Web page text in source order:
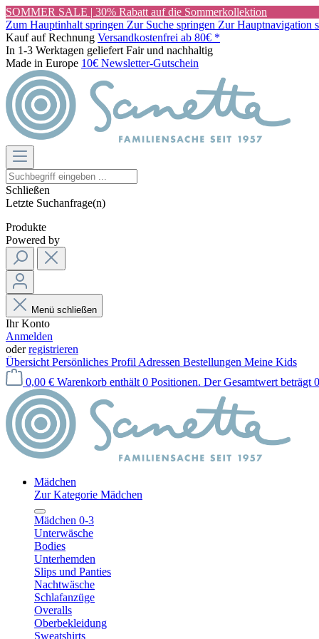
SOMMER SALE | 30% Rabatt auf die Sommerkollektion
Zum Hauptinhalt springen Zur Suche springen Zur Hauptnavigation
Kauf auf Rechnung Versandkostenfrei ab 80€ *
In 1-3 Werktagen geliefert Fair und nachhaltig
Made in Europe 10€ Newsletter-Gutschein
Schließen
Letzte Suchanfrage(n)
Produkte
Powered by
Menü schließen
Ihr Konto
Anmelden
oderregistrieren
Übersicht Persönliches Profil Adressen Bestellungen Meine Kids
0,00 € Warenkorb enthält 0 Positionen. Der Gesamtwert beträgt
Mädchen
Zur Kategorie Mädchen
Mädchen 0-3
Unterwäsche
Bodies
Unterhemden
Slips und Panties
Nachtwäsche
Schlafanzüge
Overalls
Oberbekleidung
Sweatshirts